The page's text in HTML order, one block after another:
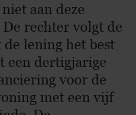
aan deze
rechter volgt de
lening het best
een dertigjarige
voor de
met een vijf